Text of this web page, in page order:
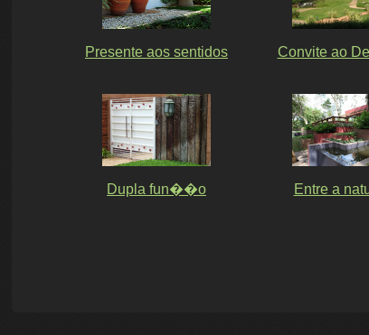
Presente aos sentidos Convite ao
Dupla fun��o Entre a